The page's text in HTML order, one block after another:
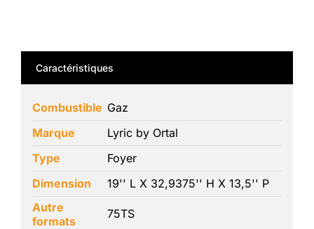
Caractéristiques
Combustible Gaz
Marque
Lyric by Ortal
Type
Foyer
Dimension
19'' L X 32,9375'' H X 13,5'' P
Autre
formats
75TS